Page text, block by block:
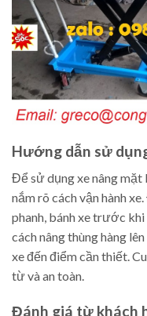
Hướng dẫn sử
Để sử dụng xe nâng mặt
nắm rõ cách vận hành
phanh, bánh xe trước khi
cách nâng thùng hàng
xe đến điểm cần thiết.
từ và an toàn.
Đánh giá từ khách